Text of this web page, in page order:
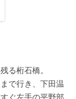
る桁石橋。
で行き、下田温